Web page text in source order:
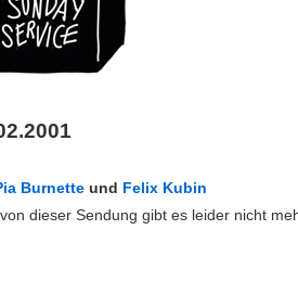
Burnetteund Felix Kubin
dieser Sendung gibt es leider nicht